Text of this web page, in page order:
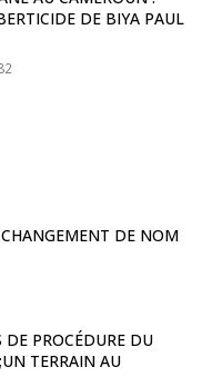
DE BIYA PAUL
DE NOM
DE PROCÉDURE DU
TERRAIN AU